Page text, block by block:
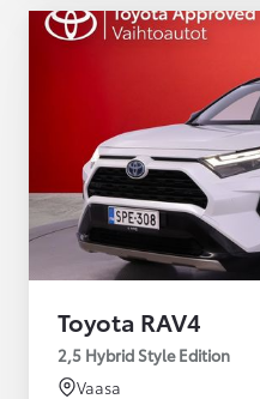
Toyota RAV4
2,5 Hybrid Style Edition
Vaasa